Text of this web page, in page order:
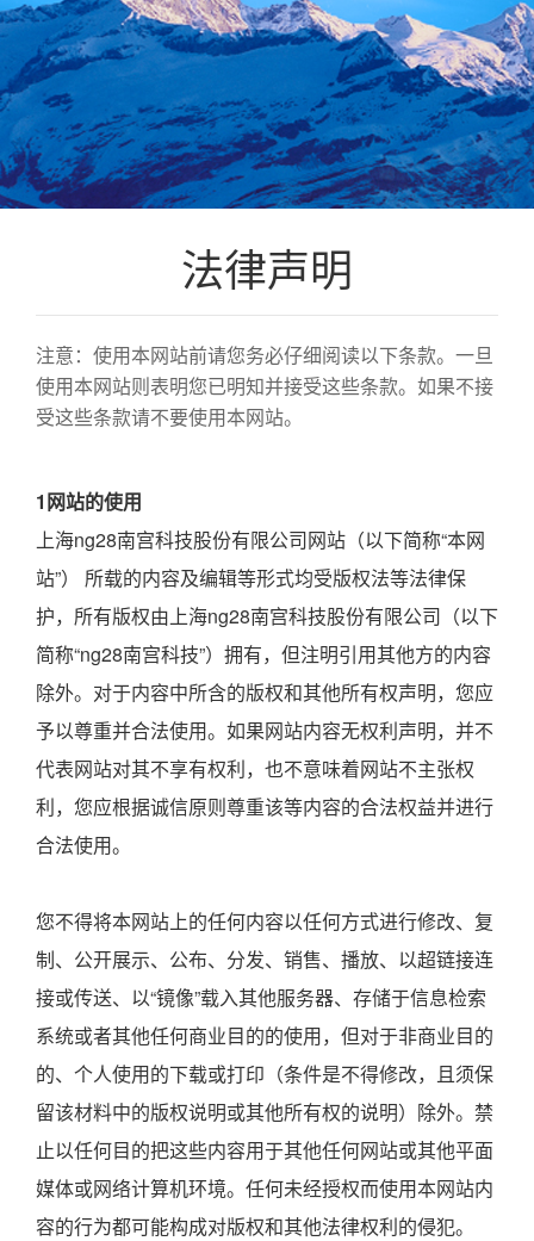
法律声明
注意：使用本网站前请您务必仔细阅读以下条款。一旦
使用本网站则表明您已明知并接受这些条款。如果不接
受这些条款请不要使用本网站。
1网站的使用
上海ng28南宫科技股份有限公司网站（以下简称“本网
站”） 所载的内容及编辑等形式均受版权法等法律保
护，所有版权由上海ng28南宫科技股份有限公司（以下
简称“ng28南宫科技”）拥有，但注明引用其他方的内容
除外。对于内容中所含的版权和其他所有权声明，您应
予以尊重并合法使用。如果网站内容无权利声明，并不
代表网站对其不享有权利，也不意味着网站不主张权
利，您应根据诚信原则尊重该等内容的合法权益并进行
合法使用。
您不得将本网站上的任何内容以任何方式进行修改、复
制、公开展示、公布、分发、销售、播放、以超链接连
接或传送、以“镜像”载入其他服务器、存储于信息检索
系统或者其他任何商业目的的使用，但对于非商业目的
的、个人使用的下载或打印（条件是不得修改，且须保
留该材料中的版权说明或其他所有权的说明）除外。禁
止以任何目的把这些内容用于其他任何网站或其他平面
媒体或网络计算机环境。任何未经授权而使用本网站内
容的行为都可能构成对版权和其他法律权利的侵犯。